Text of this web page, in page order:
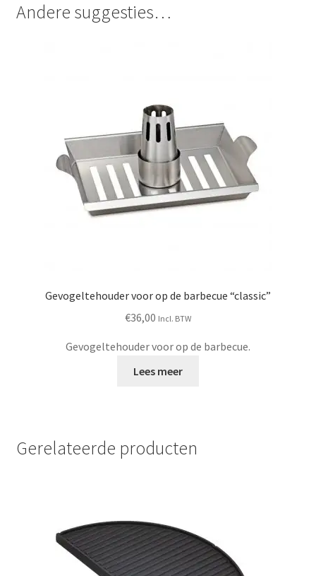
Andere suggesties…
Gevogeltehouder voor op de barbecue “classic”
€36,00 Incl. BTW
Gevogeltehouder voor op de barbecue.
Lees meer
Gerelateerde producten